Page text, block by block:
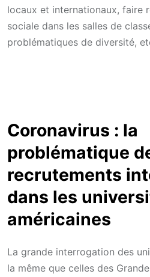
locaux et internationaux, faire
sociale dans les salles de
problématiques de diversité,
Coronavirus : la
problématique
recrutements
dans les
américaines
La grande interrogation des
la même que celles des